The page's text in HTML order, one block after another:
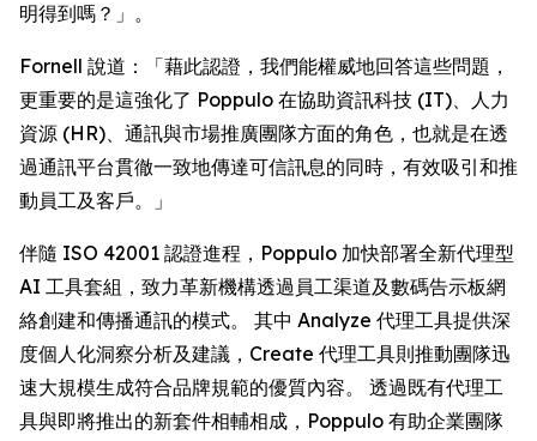
明得到嗎？」。
Fornell 說道：「藉此認證，我們能權威地回答這些問題，
更重要的是這強化了 Poppulo 在協助資訊科技 (IT)、人力
資源 (HR)、通訊與市場推廣團隊方面的角色，也就是在透
過通訊平台貫徹一致地傳達可信訊息的同時，有效吸引和推
動員工及客戶。」
伴隨 ISO 42001 認證進程，Poppulo 加快部署全新代理型
AI 工具套組，致力革新機構透過員工渠道及數碼告示板網
絡創建和傳播通訊的模式。 其中 Analyze 代理工具提供深
度個人化洞察分析及建議， Create 代理工具則推動團隊迅
速大規模生成符合品牌規範的優質內容。 透過既有代理工
具與即將推出的新套件相輔相成，Poppulo 有助企業團隊